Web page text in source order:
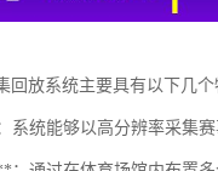
回放系统主要具有以下几个
系统能够以高分辨率采集